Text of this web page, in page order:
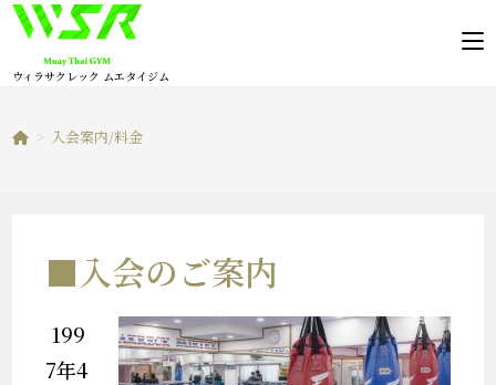
コ
ウィラサクレック ムエタイジム
> 入会案内/料金
■入会のご案内
199
7年4